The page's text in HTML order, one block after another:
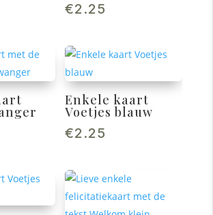
€2.25
Enkele kaart
Voetjes blauw
€2.25